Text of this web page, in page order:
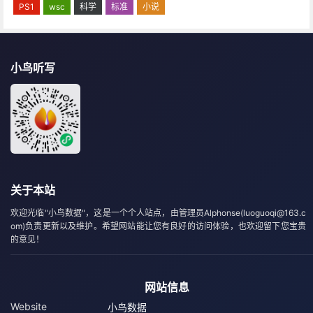
PS1 wsc 科学 标准 小说
小鸟听写
关于本站
欢迎光临"小鸟数据"，这是一个个人站点，由管理员Alphonse(luoguoqi@163.c
om)负责更新以及维护。希望网站能让您有良好的访问体验，也欢迎留下您宝贵
的意见！
网站信息
Website 小鸟数据